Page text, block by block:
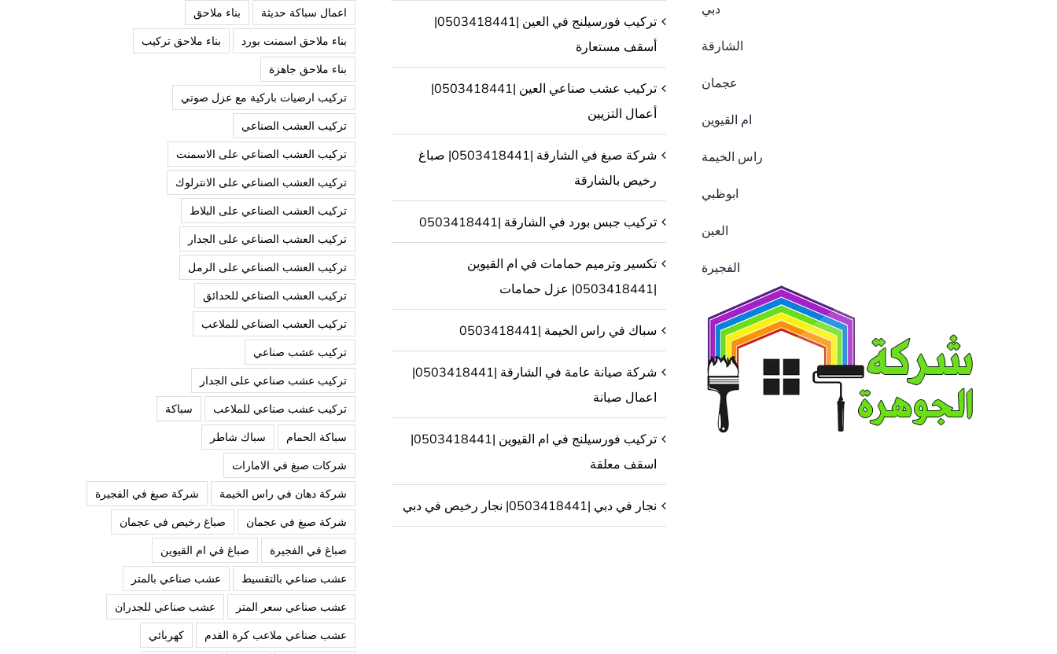
دبي
الشارقة
عجمان
ام القيوين
راس الخيمة
ابوظبي
العين
الفجيرة
تركيب فورسيلنج في العين |0503418441|
أسقف مستعارة
تركيب عشب صناعي العين |0503418441|
أعمال التزيين
شركة صبغ في الشارقة |0503418441| صباغ
رخيص بالشارقة
تركيب جبس بورد في الشارقة |0503418441
تكسير وترميم حمامات في ام القيوين
|0503418441| عزل حمامات
سباك في راس الخيمة |0503418441
شركة صيانة عامة في الشارقة |0503418441|
اعمال صيانة
تركيب فورسيلنج في ام القيوين |0503418441|
اسقف معلقة
نجار في دبي |0503418441| نجار رخيص في دبي
اعمال سباكة حديثة
بناء ملاحق
بناء ملاحق اسمنت بورد
بناء ملاحق تركيب
بناء ملاحق جاهزة
تركيب ارضيات باركية مع عزل صوتي
تركيب العشب الصناعي
تركيب العشب الصناعي على الاسمنت
تركيب العشب الصناعي على الانترلوك
تركيب العشب الصناعي على البلاط
تركيب العشب الصناعي على الجدار
تركيب العشب الصناعي على الرمل
تركيب العشب الصناعي للحدائق
تركيب العشب الصناعي للملاعب
تركيب عشب صناعي
تركيب عشب صناعي على الجدار
تركيب عشب صناعي للملاعب
سباكة
سباكة الحمام
سباك شاطر
شركات صبغ في الامارات
شركة دهان في راس الخيمة
شركة صبغ في الفجيرة
شركة صبغ في عجمان
صباغ رخيص في عجمان
صباغ في الفجيرة
صباغ في ام القيوين
عشب صناعي بالتقسيط
عشب صناعي بالمتر
عشب صناعي سعر المتر
عشب صناعي للجدران
عشب صناعي ملاعب كرة القدم
كهربائي